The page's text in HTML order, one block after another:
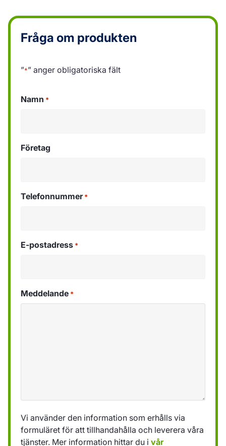
Fråga om produkten
”*” anger obligatoriska fält
Namn *
Företag
Telefonnummer *
E-postadress *
Meddelande *
Vi använder den information som erhålls via
formuläret för att tillhandahålla och leverera våra
tjänster. Mer information hittar du i vår